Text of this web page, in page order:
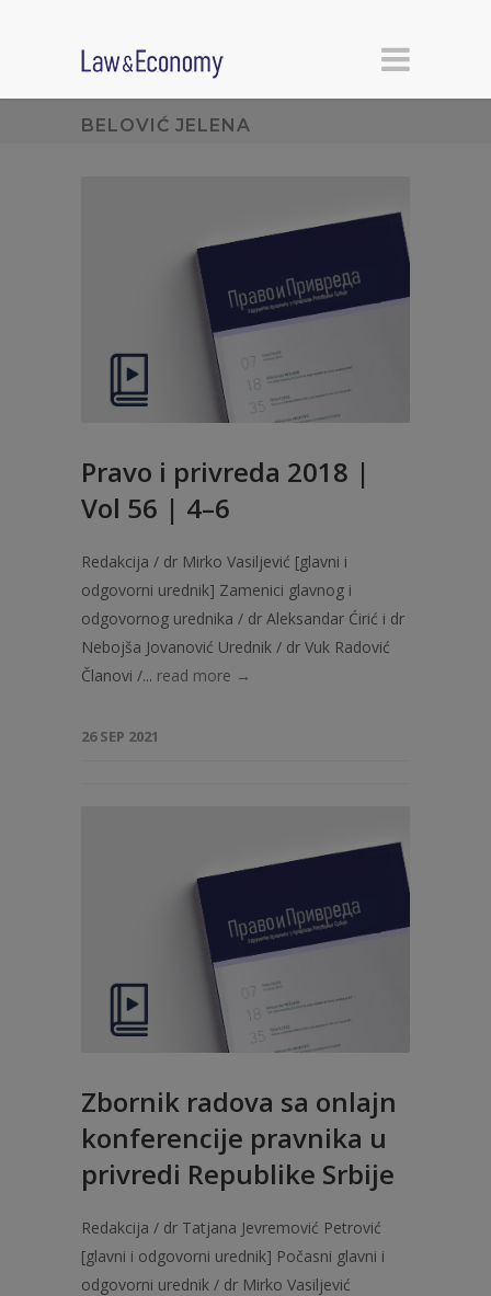
BELOVIĆ JELENA
Pravo i privreda 2018 |
Vol 56 | 4–6
Redakcija / dr Mirko Vasiljević [glavni i
odgovorni urednik] Zamenici glavnog i
odgovornog urednika / dr Aleksandar Ćirić i dr
Nebojša Jovanović Urednik / dr Vuk Radović
Članovi /... read more →
26 SEP 2021
Zbornik radova sa onlajn
konferencije pravnika u
privredi Republike Srbije
Redakcija / dr Tatjana Jevremović Petrović
[glavni i odgovorni urednik] Počasni glavni i
odgovorni urednik / dr Mirko Vasiljević